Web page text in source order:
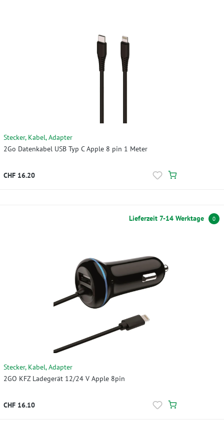
Stecker, Kabel, Adapter
2Go Datenkabel USB Typ C Apple 8 pin 1 Meter
CHF 16.20
Lieferzeit 7-14 Werktage 0
Stecker, Kabel, Adapter
2GO KFZ Ladegerät 12/24 V Apple 8pin
CHF 16.10